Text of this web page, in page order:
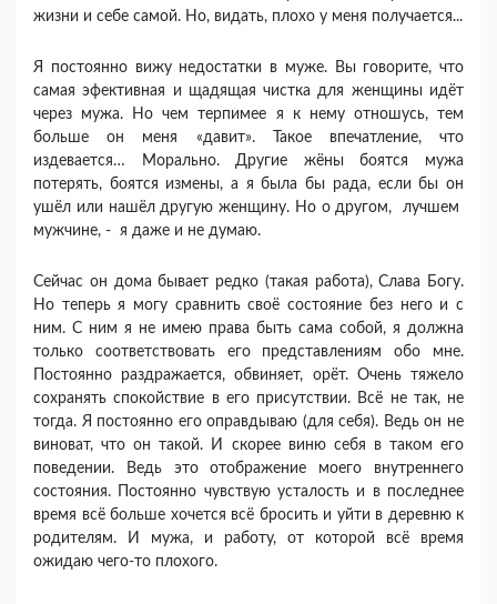
жизни и себе самой. Но, видать, плохо у меня получается...
Я постоянно вижу недостатки в муже. Вы говорите, что
самая эфективная и щадящая чистка для женщины идёт
через мужа. Но чем терпимее я к нему отношусь, тем
больше он меня «давит». Такое впечатление, что
издевается… Морально. Другие жёны боятся мужа
потерять, боятся измены, а я была бы рада, если бы он
ушёл или нашёл другую женщину. Но о другом, лучшем
мужчине, - я даже и не думаю.
Сейчас он дома бывает редко (такая работа), Слава Богу.
Но теперь я могу сравнить своё состояние без него и с
ним. С ним я не имею права быть сама собой, я должна
только соответствовать его представлениям обо мне.
Постоянно раздражается, обвиняет, орёт. Очень тяжело
сохранять спокойствие в его присутствии. Всё не так, не
тогда. Я постоянно его оправдываю (для себя). Ведь он не
виноват, что он такой. И скорее виню себя в таком его
поведении. Ведь это отображение моего внутреннего
состояния. Постоянно чувствую усталость и в последнее
время всё больше хочется всё бросить и уйти в деревню к
родителям. И мужа, и работу, от которой всё время
ожидаю чего-то плохого.